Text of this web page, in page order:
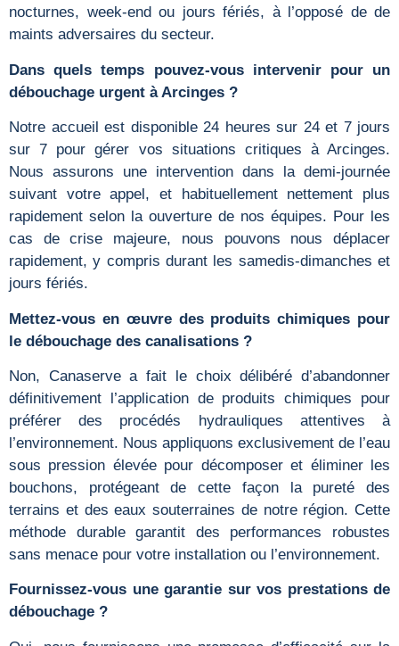
nocturnes, week-end ou jours fériés, à l’opposé de de
maints adversaires du secteur.
Dans quels temps pouvez-vous intervenir pour un
débouchage urgent à Arcinges ?
Notre accueil est disponible 24 heures sur 24 et 7 jours
sur 7 pour gérer vos situations critiques à Arcinges.
Nous assurons une intervention dans la demi-journée
suivant votre appel, et habituellement nettement plus
rapidement selon la ouverture de nos équipes. Pour les
cas de crise majeure, nous pouvons nous déplacer
rapidement, y compris durant les samedis-dimanches et
jours fériés.
Mettez-vous en œuvre des produits chimiques pour
le débouchage des canalisations ?
Non, Canaserve a fait le choix délibéré d’abandonner
définitivement l’application de produits chimiques pour
préférer des procédés hydrauliques attentives à
l’environnement. Nous appliquons exclusivement de l’eau
sous pression élevée pour décomposer et éliminer les
bouchons, protégeant de cette façon la pureté des
terrains et des eaux souterraines de notre région. Cette
méthode durable garantit des performances robustes
sans menace pour votre installation ou l’environnement.
Fournissez-vous une garantie sur vos prestations de
débouchage ?